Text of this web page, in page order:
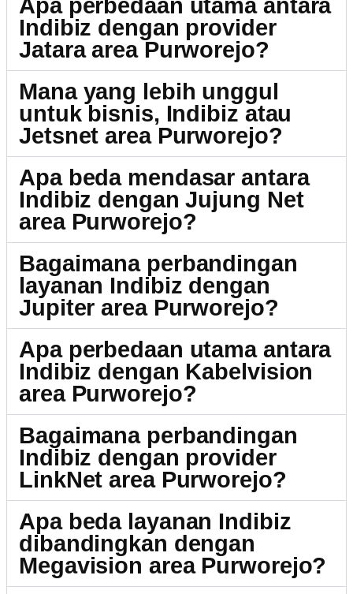
Apa perbedaan utama antara
Indibiz dengan provider
Jatara area Purworejo?
Mana yang lebih unggul
untuk bisnis, Indibiz atau
Jetsnet area Purworejo?
Apa beda mendasar antara
Indibiz dengan Jujung Net
area Purworejo?
Bagaimana perbandingan
layanan Indibiz dengan
Jupiter area Purworejo?
Apa perbedaan utama antara
Indibiz dengan Kabelvision
area Purworejo?
Bagaimana perbandingan
Indibiz dengan provider
LinkNet area Purworejo?
Apa beda layanan Indibiz
dibandingkan dengan
Megavision area Purworejo?